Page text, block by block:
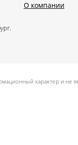
О компании
характер и не